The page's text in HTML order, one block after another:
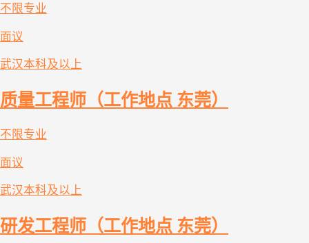
不限专业
面议
武汉本科及以上
质量工程师（工作地点 东莞）
不限专业
面议
武汉本科及以上
研发工程师（工作地点 东莞）